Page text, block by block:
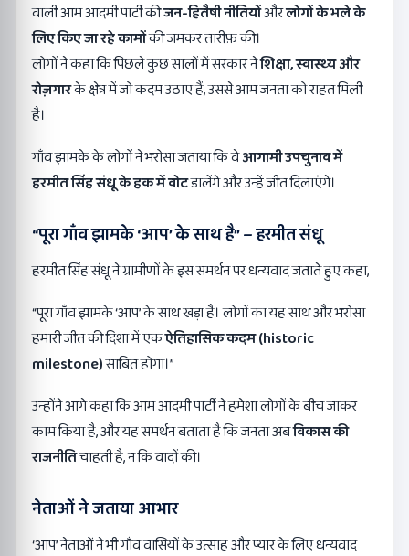
वाली आम आदमी पार्टी कीजन-हितैषी नीतियोंऔरलोगों के भले के
लिए किए जा रहे कामोंकी जमकर तारीफ़ की।
लोगों ने कहा कि पिछले कुछ सालों में सरकार नेशिक्षा,स्वास्थ्य और
रोज़गारके क्षेत्र में जो कदम उठाए हैं, उससे आम जनता को राहत मिली
है।
गाँव झामके के लोगों ने भरोसा जताया कि वेआगामी उपचुनाव में
हरमीत सिंह संधू के हक में वोटडालेंगे और उन्हें जीत दिलाएंगे।
“पूरा गाँव झामके ‘आप’ के साथ है” – हरमीत संधू
हरमीत सिंह संधू ने ग्रामीणों के इस समर्थन पर धन्यवाद जताते हुए कहा,
“पूरा गाँव झामके ‘आप’ के साथ खड़ा है। लोगों का यह साथ और भरोसा
हमारी जीत की दिशा में एकऐतिहासिक कदम (historic
milestone)साबित होगा।”
उन्होंने आगे कहा कि आम आदमी पार्टी ने हमेशा लोगों के बीच जाकर
काम किया है, और यह समर्थन बताता है कि जनता अबविकास की
राजनीतिचाहती है, न कि वादों की।
नेताओं ने जताया आभार
‘आप’ नेताओं ने भी गाँव वासियों के उत्साह और प्यार के लिए धन्यवाद